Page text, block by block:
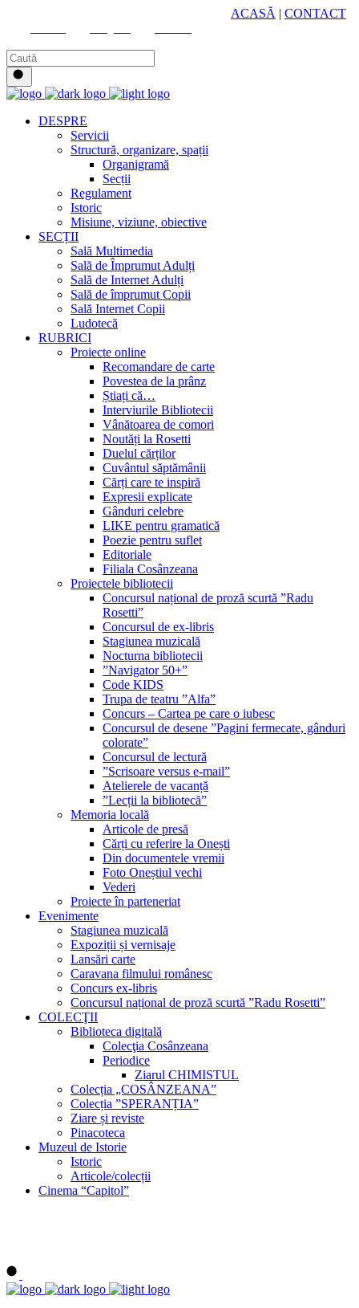
ACASĂ | CONTACT
DESPRE
Servicii
Structură, organizare, spații
Organigramă
Secții
Regulament
Istoric
Misiune, viziune, obiective
SECȚII
Sală Multimedia
Sală de Împrumut Adulți
Sală de Internet Adulți
Sală de împrumut Copii
Sală Internet Copii
Ludotecă
RUBRICI
Proiecte online
Recomandare de carte
Povestea de la prânz
Știați că…
Interviurile Bibliotecii
Vânătoarea de comori
Noutăți la Rosetti
Duelul cărților
Cuvântul săptămânii
Cărți care te inspiră
Expresii explicate
Gânduri celebre
LIKE pentru gramatică
Poezie pentru suflet
Editoriale
Filiala Cosânzeana
Proiectele bibliotecii
Concursul național de proză scurtă ”Radu
Rosetti”
Concursul de ex-libris
Stagiunea muzicală
Nocturna bibliotecii
”Navigator 50+”
Code KIDS
Trupa de teatru ”Alfa”
Concurs – Cartea pe care o iubesc
Concursul de desene ”Pagini fermecate, gânduri
colorate”
Concursul de lectură
”Scrisoare versus e-mail”
Atelierele de vacanță
”Lecții la bibliotecă”
Memoria locală
Articole de presă
Cărți cu referire la Onești
Din documentele vremii
Foto Oneștiul vechi
Vederi
Proiecte în parteneriat
Evenimente
Stagiunea muzicală
Expoziții și vernisaje
Lansări carte
Caravana filmului românesc
Concurs ex-libris
Concursul național de proză scurtă ”Radu Rosetti”
COLECŢII
Biblioteca digitală
Colecţia Cosânzeana
Periodice
Ziarul CHIMISTUL
Colecția „COSÂNZEANA”
Colecția ”SPERANȚIA”
Ziare și reviste
Pinacoteca
Muzeul de Istorie
Istoric
Articole/colecții
Cinema “Capitol”